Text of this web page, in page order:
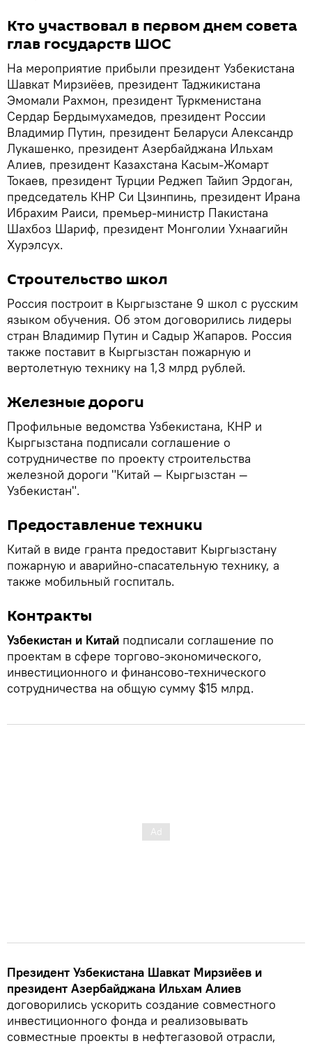
Кто участвовал в первом днем совета
глав государств ШОС
На мероприятие прибыли президент Узбекистана
Шавкат Мирзиёев, президент Таджикистана
Эмомали Рахмон, президент Туркменистана
Сердар Бердымухамедов, президент России
Владимир Путин, президент Беларуси Александр
Лукашенко, президент Азербайджана Ильхам
Алиев, президент Казахстана Касым-Жомарт
Токаев, президент Турции Реджеп Тайип Эрдоган,
председатель КНР Си Цзинпинь, президент Ирана
Ибрахим Раиси, премьер-министр Пакистана
Шахбоз Шариф, президент Монголии Ухнаагийн
Хурэлсух.
Строительство школ
Россия построит в Кыргызстане 9 школ с русским
языком обучения. Об этом договорились лидеры
стран Владимир Путин и Садыр Жапаров. Россия
также поставит в Кыргызстан пожарную и
вертолетную технику на 1,3 млрд рублей.
Железные дороги
Профильные ведомства Узбекистана, КНР и
Кыргызстана подписали соглашение о
сотрудничестве по проекту строительства
железной дороги "Китай — Кыргызстан —
Узбекистан".
Предоставление техники
Китай в виде гранта предоставит Кыргызстану
пожарную и аварийно-спасательную технику, а
также мобильный госпиталь.
Контракты
Узбекистан и Китай подписали соглашение по
проектам в сфере торгово-экономического,
инвестиционного и финансово-технического
сотрудничества на общую сумму $15 млрд.
Президент Узбекистана Шавкат Мирзиёев и
президент Азербайджана Ильхам Алиев
договорились ускорить создание совместного
инвестиционного фонда и реализовывать
совместные проекты в нефтегазовой отрасли,